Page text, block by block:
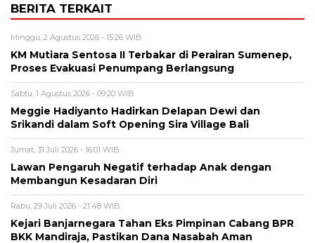
BERITA TERKAIT
Minggu, 2 Agustus 2026 - 15:26 WIB
KM Mutiara Sentosa II Terbakar di Perairan Sumenep,
Proses Evakuasi Penumpang Berlangsung
Sabtu, 1 Agustus 2026 - 09:20 WIB
Meggie Hadiyanto Hadirkan Delapan Dewi dan
Srikandi dalam Soft Opening Sira Village Bali
Jumat, 31 Juli 2026 - 16:01 WIB
Lawan Pengaruh Negatif terhadap Anak dengan
Membangun Kesadaran Diri
Rabu, 29 Juli 2026 - 21:48 WIB
Kejari Banjarnegara Tahan Eks Pimpinan Cabang BPR
BKK Mandiraja, Pastikan Dana Nasabah Aman